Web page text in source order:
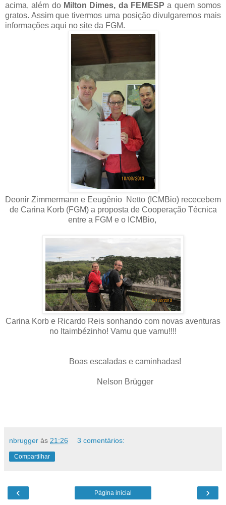
acima, além do Milton Dimes, da FEMESP a quem somos
gratos. Assim que tivermos uma posição divulgaremos mais
informações aqui no site da FGM.
Deonir Zimmermann e Eeugênio Netto (ICMBio) rececebem
de Carina Korb (FGM) a proposta de Cooperação Técnica
entre a FGM e o ICMBio,
Carina Korb e Ricardo Reis sonhando com novas aventuras
no Itaimbézinho! Vamu que vamu!!!!
Boas escaladas e caminhadas!
Nelson Brügger
nbrugger às 21:26 3 comentários:
Compartilhar
‹ ›
Página inicial